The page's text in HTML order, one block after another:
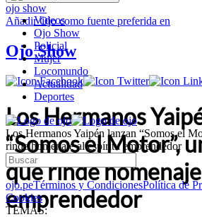
Videos
Ojo Show
Policial
Mujer
Locomundo
Actualidad
Deportes
Los Hermanos Yaipén lanzan “Somos el
rinde homenaje al espíritu emprendedor
ojo.peTérminos y CondicionesPolítica de
Cookies
TEMAS:
ojo show
AñadirOjocomo fuente preferida en
Ojo Show
Los Hermanos
“Somos el Motor”,
que rinde
emprendedor